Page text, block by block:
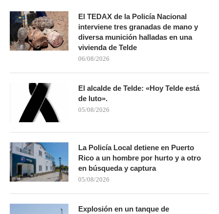
El TEDAX de la Policía Nacional
interviene tres granadas de mano y
diversa munición halladas en una
vivienda de Telde
06/08/2026
El alcalde de Telde: «Hoy Telde está
de luto».
05/08/2026
La Policía Local detiene en Puerto
Rico a un hombre por hurto y a otro
en búsqueda y captura
05/08/2026
Explosión en un tanque de